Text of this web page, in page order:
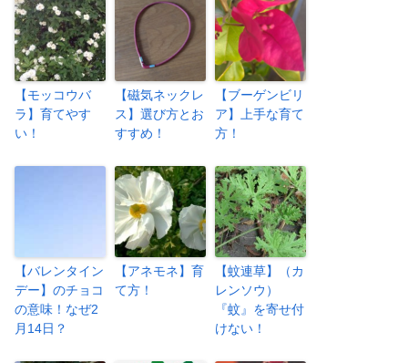
【モッコウバ
ラ】育てやす
い！
【磁気ネックレ
ス】選び方とお
すすめ！
【ブーゲンビリ
ア】上手な育て
方！
【バレンタイン
デー】のチョコ
の意味！なぜ2
月14日？
【アネモネ】育
て方！
【蚊連草】（カ
レンソウ）
『蚊』を寄せ付
けない！